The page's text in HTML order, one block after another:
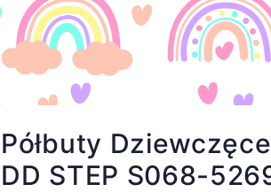
Półbuty
DD STEP S068-